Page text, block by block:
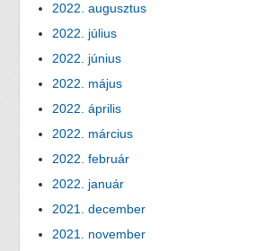
2022. augusztus
2022. július
2022. június
2022. május
2022. április
2022. március
2022. február
2022. január
2021. december
2021. november